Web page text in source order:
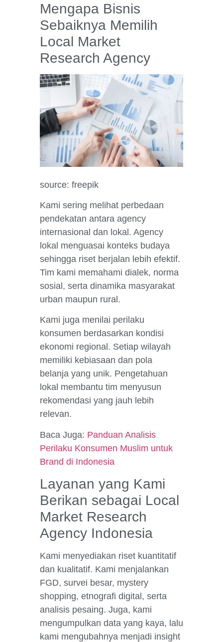
Mengapa Bisnis
Sebaiknya Memilih
Local Market
Research Agency
source: freepik
Kami sering melihat perbedaan
pendekatan antara agency
internasional dan lokal. Agency
lokal menguasai konteks budaya
sehingga riset berjalan lebih efektif.
Tim kami memahami dialek, norma
sosial, serta dinamika masyarakat
urban maupun rural.
Kami juga menilai perilaku
konsumen berdasarkan kondisi
ekonomi regional. Setiap wilayah
memiliki kebiasaan dan pola
belanja yang unik. Pengetahuan
lokal membantu tim menyusun
rekomendasi yang jauh lebih
relevan.
Baca Juga: Panduan Analisis
Perilaku Konsumen Muslim untuk
Brand di Indonesia
Layanan yang Kami
Berikan sebagai Local
Market Research
Agency Indonesia
Kami menyediakan riset kuantitatif
dan kualitatif. Kami menjalankan
FGD, survei besar, mystery
shopping, etnografi digital, serta
analisis pesaing. Juga, kami
mengumpulkan data yang kaya, lalu
kami mengubahnya menjadi insight